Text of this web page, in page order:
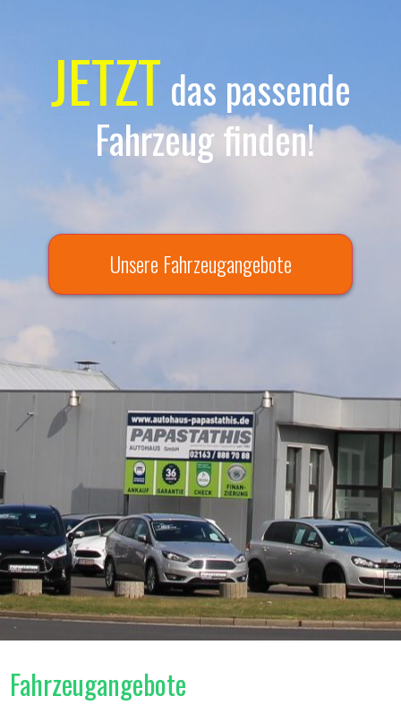
JETZT das passende
Fahrzeug finden!
Unsere Fahrzeugangebote
Fahrzeugangebote